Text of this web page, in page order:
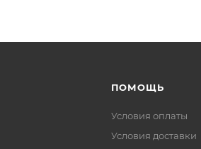
ПОМОЩЬ
Условия оплаты
Условия доставки